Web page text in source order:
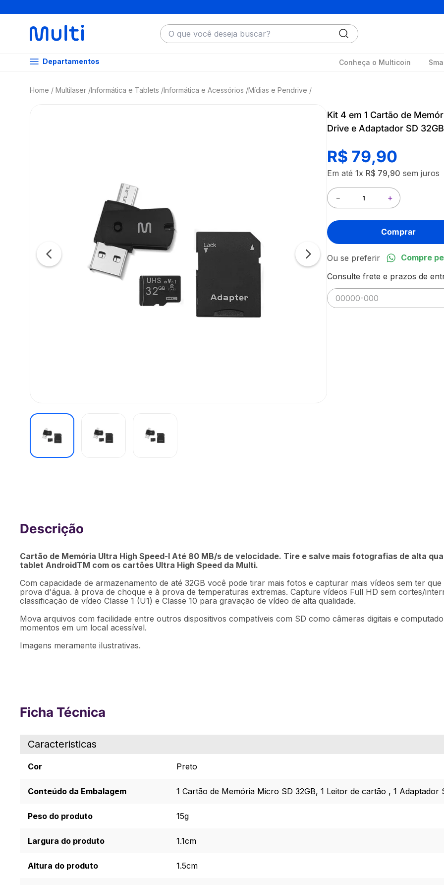
O que você deseja buscar?
Departamentos Conheça o Multicoin
Multilaser Informática e Tablets Informática e Acessórios Mídias e Pendrive
Kit 4 em 1 Cartão de
Drive e Adaptador SD
R$ 79,90
Em até 1x R$ 79,90 sem juros
＋
－
Comprar
Compre
Adaptador SD 32GB Multi - MC151
Descrição
Cartão de Memória Ultra High Speed-I Até 80 MB/s de velocidade. Tire e salve mais fotografias de alta
tablet AndroidTM com os cartões Ultra High Speed da Multi.
Com capacidade de armazenamento de até 32GB você pode tirar mais fotos e capturar mais vídeos sem ter
prova d'água. à prova de choque e à prova de temperaturas extremas. Capture vídeos Full HD sem cortes/
classificação de vídeo Classe 1 (U1) e Classe 10 para gravação de vídeo de alta qualidade.
Mova arquivos com facilidade entre outros dispositivos compatíveis com SD como câmeras digitais e
momentos em um local acessível.
Imagens meramente ilustrativas.
Ficha Técnica
Caracteristicas
Cor Preto
Conteúdo da Embalagem 1 Cartão de Memória Micro SD 32GB, 1 Leitor de cartão , 1 Adaptador
Peso do produto 15g
Largura do produto 1.1cm
Altura do produto 1.5cm